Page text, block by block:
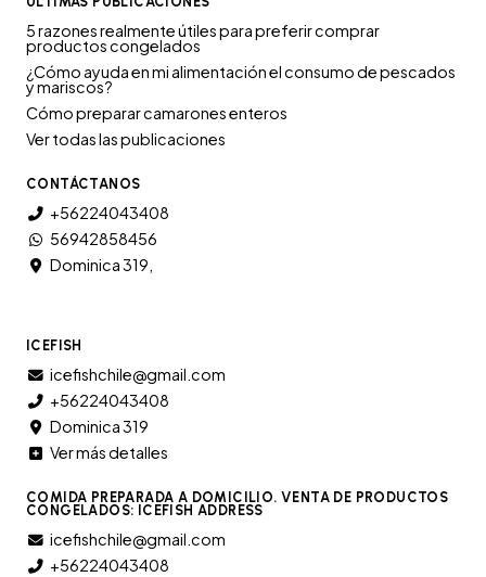
5 razones realmente útiles para preferir comprar
productos congelados
¿Cómo ayuda en mi alimentación el consumo de pescados
y mariscos?
Cómo preparar camarones enteros
Ver todas las publicaciones
CONTÁCTANOS
+56224043408
56942858456
Dominica 319,
ICEFISH
icefishchile@gmail.com
+56224043408
Dominica 319
Ver más detalles
COMIDA PREPARADA A DOMICILIO. VENTA DE PRODUCTOS
CONGELADOS: ICEFISH ADDRESS
icefishchile@gmail.com
+56224043408